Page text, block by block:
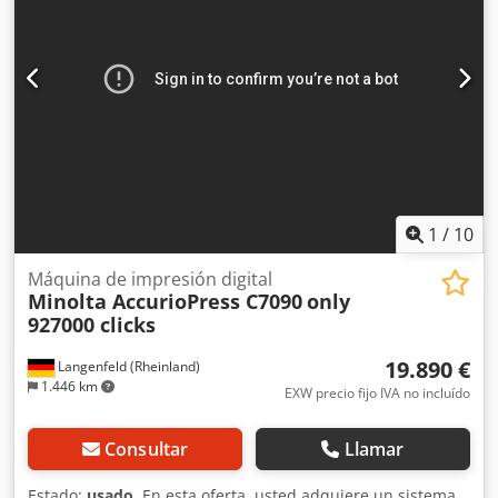
1 / 10
Langenfeld (Rheinland)
1.446 km
Máquina de impresión digital
Minolta AccurioPress C7090only
927000 clicks
19.890 €
EXW precio fijo IVA no incluído
Consultar Llamar